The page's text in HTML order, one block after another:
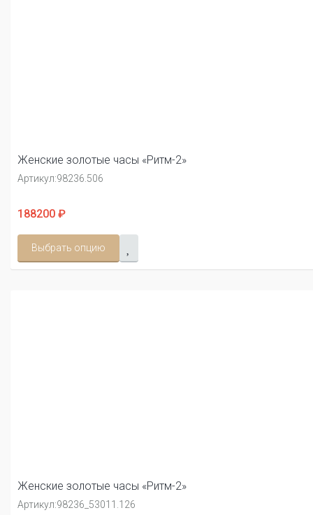
Женские золотые часы «Ритм-2»
Артикул:98236.506
188200 ₽
Выбрать опцию
Женские золотые часы «Ритм-2»
Артикул:98236_53011.126